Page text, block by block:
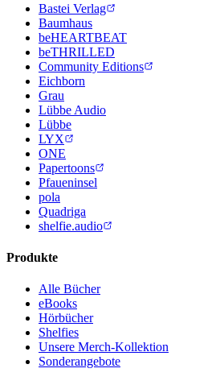
Bastei Verlag
Baumhaus
beHEARTBEAT
beTHRILLED
Community Editions
Eichborn
Grau
Lübbe Audio
Lübbe
LYX
ONE
Papertoons
Pfaueninsel
pola
Quadriga
shelfie.audio
Produkte
Alle Bücher
eBooks
Hörbücher
Shelfies
Unsere Merch-Kollektion
Sonderangebote